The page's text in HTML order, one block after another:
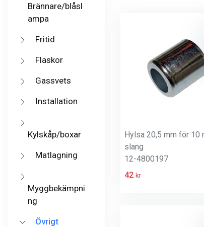
Brännare/blåsl
ampa
Fritid
Flaskor
Gassvets
Installation
Kylskåp/boxar
Matlagning
Myggbekämpni
ng
Övrigt
Hylsa 20,5 mm för 10
slang
12-4800197
42 kr